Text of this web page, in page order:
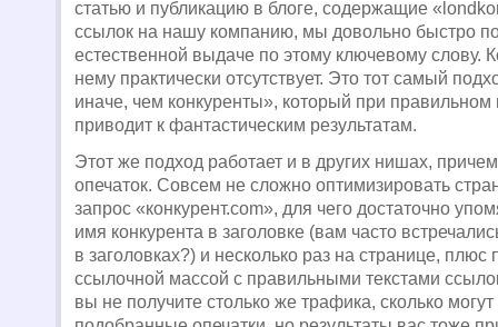
статью и публикацию в блоге, содержащие
ссылок на нашу компанию, мы довольно быстро
естественной выдаче по этому ключевому слову.
нему практически отсутствует. Это тот самый
иначе, чем конкуренты», который при правильном
приводит к фантастическим результатам.
Этот же подход работает и в других нишах,
опечаток. Совсем не сложно оптимизировать
запрос «конкурент.com», для чего достаточно
имя конкурента в заголовке (вам часто
в заголовках?) и несколько раз на странице, плюс
ссылочной массой с правильными текстами
вы не получите столько же трафика, сколько